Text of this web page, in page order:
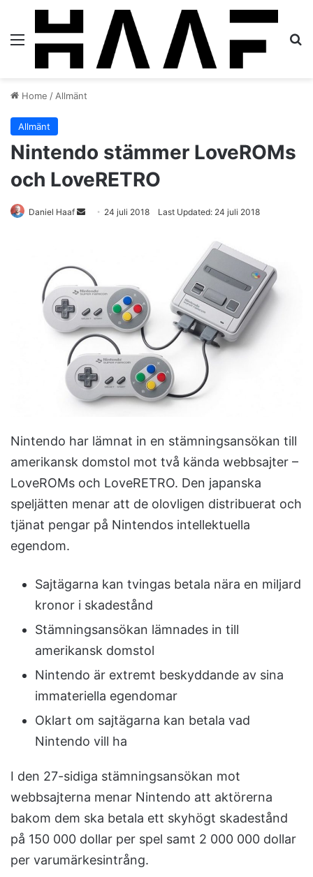
Home / Allmänt
Allmänt
Nintendo stämmer LoveROMs
och LoveRETRO
Daniel Haaf
a
n
e
m
i
l
24 juli 2018 Last Updated: 24 juli 2018
Nintendo har lämnat in en stämningsansökan till
amerikansk domstol mot två kända webbsajter –
LoveROMs och LoveRETRO. Den japanska
speljätten menar att de olovligen distribuerat och
tjänat pengar på Nintendos intellektuella
egendom.
Sajtägarna kan tvingas betala nära en miljard
kronor i skadestånd
Stämningsansökan lämnades in till
amerikansk domstol
Nintendo är extremt beskyddande av sina
immateriella egendomar
Oklart om sajtägarna kan betala vad
Nintendo vill ha
I den 27-sidiga stämningsansökan mot
webbsajterna menar Nintendo att aktörerna
bakom dem ska betala ett skyhögt skadestånd
på 150 000 dollar per spel samt 2 000 000 dollar
per varumärkesintrång.